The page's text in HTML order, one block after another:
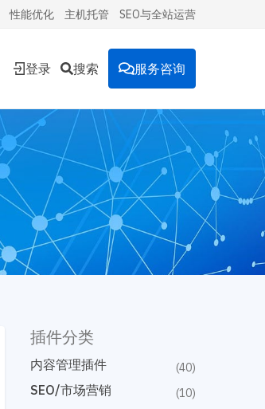
性能优化 主机托管 SEO与全站运营
登录 搜索 服务咨询
插件分类
内容管理插件 (40)
SEO/市场营销 (10)